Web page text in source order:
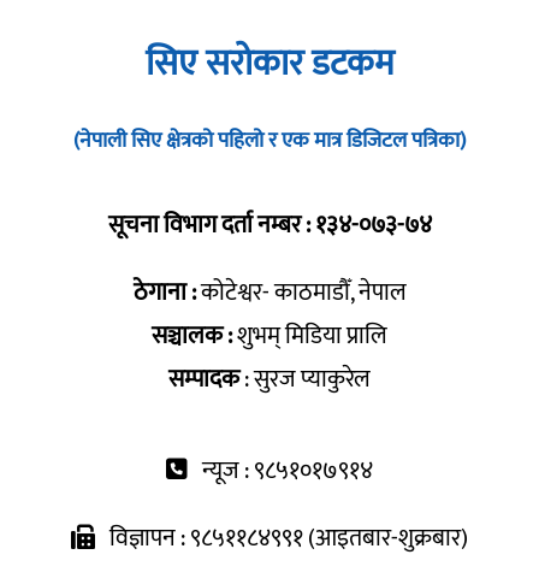
सिए सरोकार डटकम
(नेपाली सिए क्षेत्रको पहिलो र एक मात्र डिजिटल पत्रिका)
सूचना विभाग दर्ता नम्बर : १३४-०७३-७४
ठेगाना :कोटेश्वर- काठमाडौँ, नेपाल
सञ्चालक :शुभम् मिडिया प्रालि
सम्पादक: सुरज प्याकुरेल
न्यूज : ९८५१०१७९१४
विज्ञापन : ९८५११८४९९१ (आइतबार-शुक्रबार)